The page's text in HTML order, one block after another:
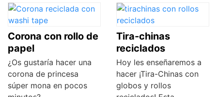
Corona con rollo de
papel
¿Os gustaría hacer una
corona de princesa
súper mona en pocos
Tira-chinas
reciclados
Hoy les enseñaremos a
hacer ¡Tira-Chinas con
globos y rollos